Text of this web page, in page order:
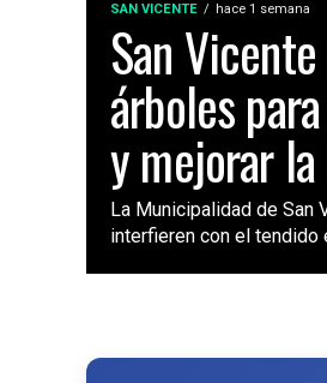
SAN VICENTE hace 1 semana
San
árboles
y mejorar
La Municipalidad de San
interfieren con el tendido